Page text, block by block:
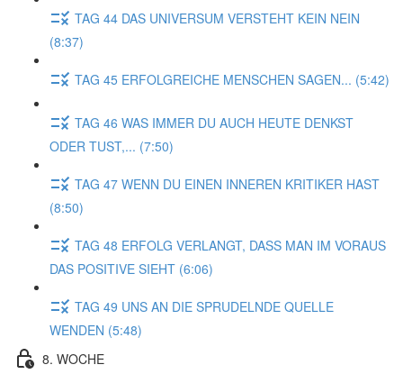
TAG 44 DAS UNIVERSUM VERSTEHT KEIN NEIN
(8:37)
TAG 45 ERFOLGREICHE MENSCHEN SAGEN... (5:42)
TAG 46 WAS IMMER DU AUCH HEUTE DENKST
ODER TUST,... (7:50)
TAG 47 WENN DU EINEN INNEREN KRITIKER HAST
(8:50)
TAG 48 ERFOLG VERLANGT, DASS MAN IM VORAUS
DAS POSITIVE SIEHT (6:06)
TAG 49 UNS AN DIE SPRUDELNDE QUELLE
WENDEN (5:48)
8. WOCHE